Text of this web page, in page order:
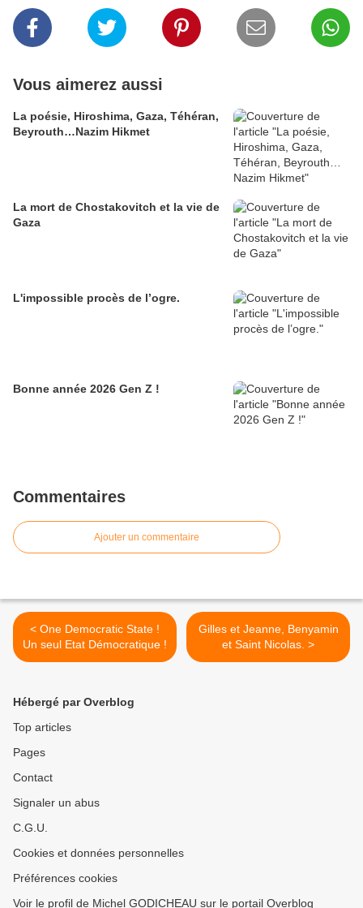
Vous aimerez aussi
La poésie, Hiroshima, Gaza, Téhéran,
Beyrouth…Nazim Hikmet
La mort de Chostakovitch et la vie de
Gaza
L'impossible procès de l’ogre.
Bonne année 2026 Gen Z !
Commentaires
Ajouter un commentaire
< One Democratic State !
Un seul Etat Démocratique !
Gilles et Jeanne, Benyamin
et Saint Nicolas. >
Hébergé par Overblog
Top articles
Pages
Contact
Signaler un abus
C.G.U.
Cookies et données personnelles
Préférences cookies
Voir le profil de Michel GODICHEAU sur le portail Overblog